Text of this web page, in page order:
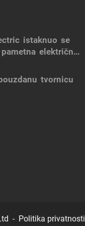
istaknuo se
električna
tvornicu
- Politika privatnosti